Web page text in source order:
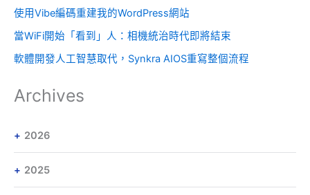
使用Vibe編碼重建我的WordPress網站
當WiFi開始「看到」人：相機統治時代即將結束
軟體開發人工智慧取代，Synkra AIOS重寫整個流程
Archives
2026
2025